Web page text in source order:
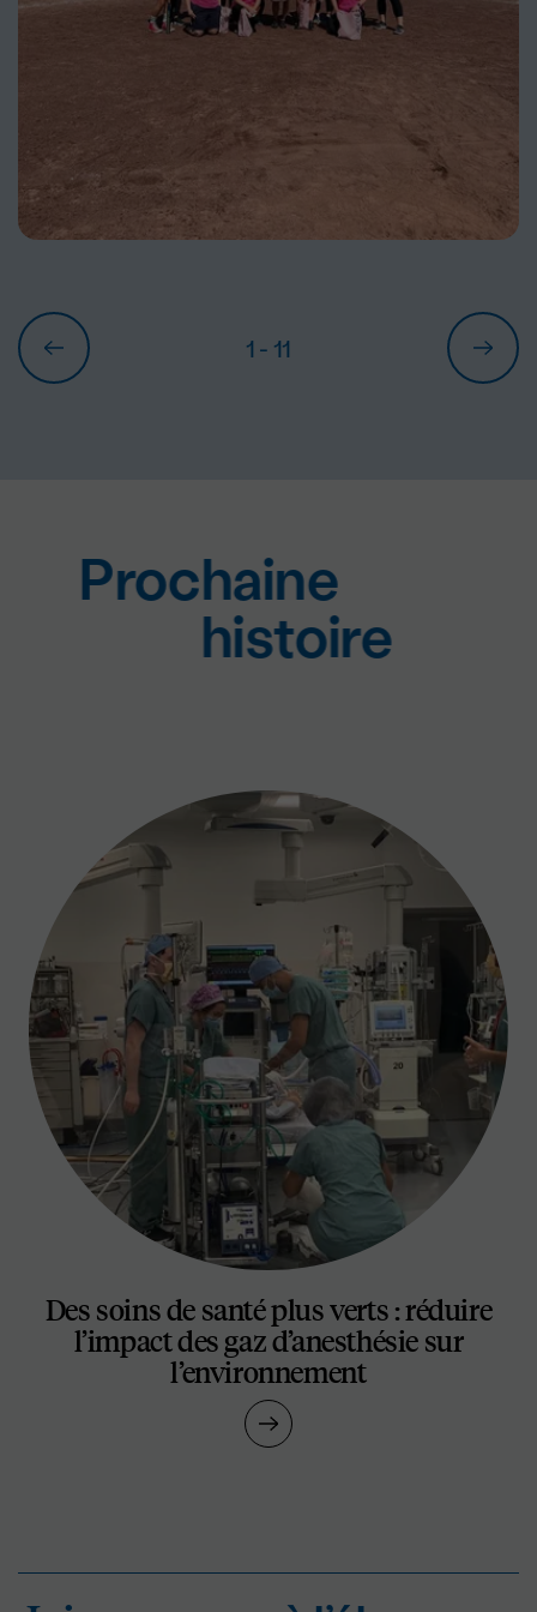
1 - 11
Prochaine
histoire
Des soins de santé plus verts : réduire
l’impact des gaz d’anesthésie sur
l’environnement